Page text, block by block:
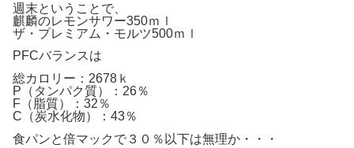
週末ということで、
麒麟のレモンサワー350ｍｌ
ザ・プレミアム・モルツ500ｍｌ
PFCバランスは
総カロリー：2678ｋ
P（タンパク質）：26％
F（脂質）：32％
C（炭水化物）：43％
食パンと倍マックで３０％以下は無理か・・・